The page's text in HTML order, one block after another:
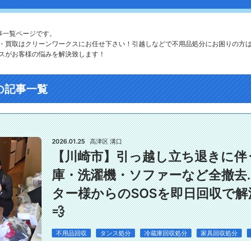
覧ページです。
買取はクリーンワークスにお任せ下さい！引越しなどで不用品処分にお困りの方
がお客様の悩みを解決致します！
記事一覧
2026.01.25 高津区 溝口
【川崎市】引っ越し立ち退きに伴
庫・洗濯機・ソファーなど全撤
ター様からのSOSを即日回収で
💨
不用品回収 タンス処分 冷蔵庫回収処分 家具回収処分